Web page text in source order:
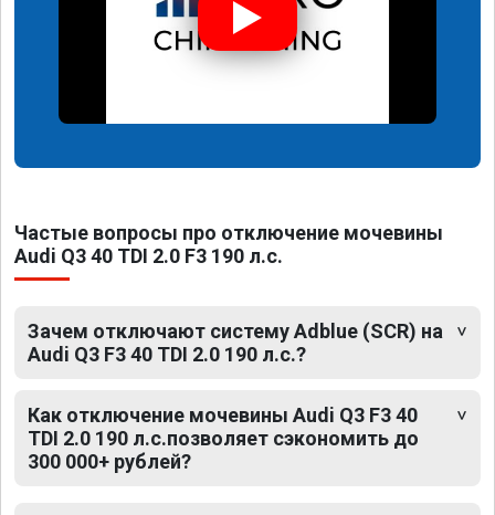
Частые вопросы про отключение мочевины
Audi Q3 40 TDI 2.0 F3 190 л.с.
Зачем отключают систему Adblue (SCR) на
Audi Q3 F3 40 TDI 2.0 190 л.с.?
Как отключение мочевины Audi Q3 F3 40
TDI 2.0 190 л.с.позволяет сэкономить до
300 000+ рублей?